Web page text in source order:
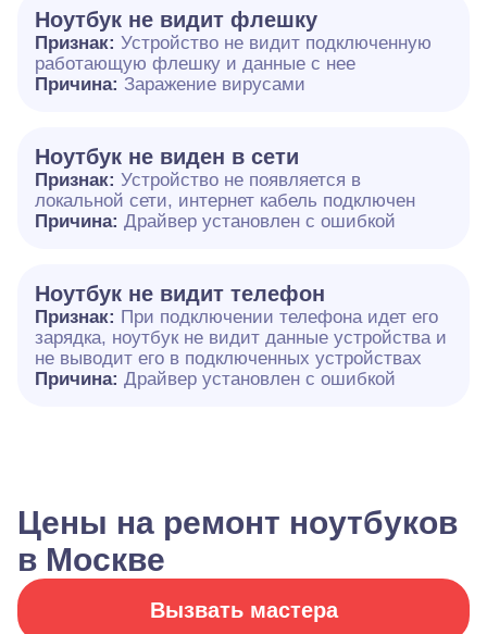
Ноутбук не видит флешку
Признак: Устройство не видит подключенную
работающую флешку и данные с нее
Причина: Заражение вирусами
Ноутбук не виден в сети
Признак: Устройство не появляется в
локальной сети, интернет кабель подключен
Причина: Драйвер установлен с ошибкой
Ноутбук не видит телефон
Признак: При подключении телефона идет его
зарядка, ноутбук не видит данные устройства и
не выводит его в подключенных устройствах
Причина: Драйвер установлен с ошибкой
Цены на ремонт ноутбуков
в Москве
Вызвать мастера